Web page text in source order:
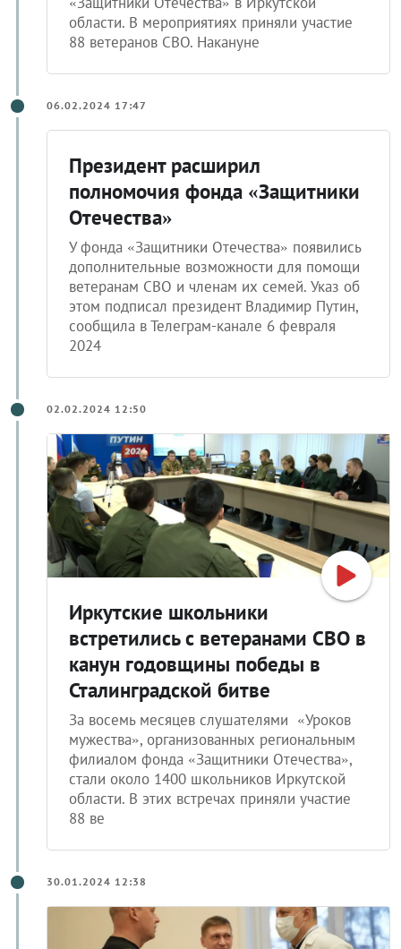
области. В мероприятиях приняли участие
88 ветеранов СВО. Накануне
06.02.2024 17:47
Президент расширил
полномочия фонда «Защитники
Отечества»
У фонда «Защитники Отечества» появились
дополнительные возможности для помощи
ветеранам СВО и членам их семей. Указ об
этом подписал президент Владимир Путин,
сообщила в Телеграм-канале 6 февраля
2024
02.02.2024 12:50
Иркутские школьники
встретились с ветеранами СВО в
канун годовщины победы в
Сталинградской битве
За восемь месяцев слушателями «Уроков
мужества», организованных региональным
филиалом фонда «Защитники Отечества»,
стали около 1400 школьников Иркутской
области. В этих встречах приняли участие
88 ве
30.01.2024 12:38